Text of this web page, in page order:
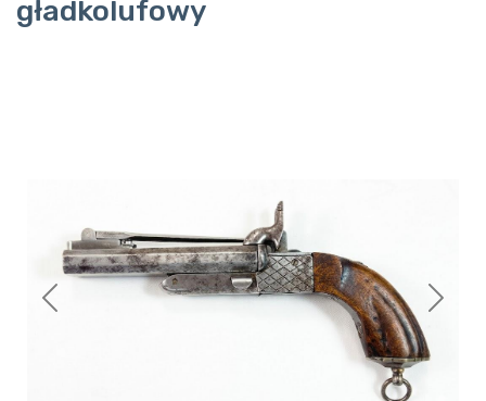
gładkolufowy
Previous Next